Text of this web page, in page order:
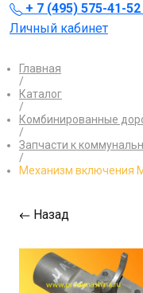
+ 7 (495) 575-41-52
Личный кабинет
Главная
/
Каталог
/
Комбинированные
/
Запчасти к
/
Механизм включения
Назад